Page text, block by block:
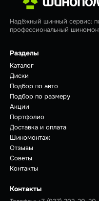
Надёжный шинный сервис:
профессиональный
Разделы
Каталог
Диски
Подбор по авто
Подбор по размеру
Акции
Портфолио
Доставка и оплата
Шиномонтаж
Отзывы
Советы
Контакты
Контакты